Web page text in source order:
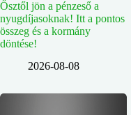
Ősztől jön a pénzeső a
nyugdíjasoknak! Itt a pontos
összeg és a kormány
döntése!
2026-08-08